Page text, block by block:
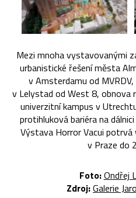
Mezi mnoha vystavovanými
urbanistické řešení města
v Amsterdamu od
v Lelystad od West 8, obnova
univerzitní kampus v
protihluková bariéra na
Výstava Horror Vacui potrvá
v Praze do
Foto:Ondřej
Zdroj:Galerie